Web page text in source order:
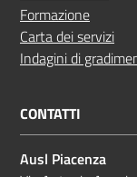
Formazione
Carta dei servizi
Indagini di
CONTATTI
Ausl Piacenza